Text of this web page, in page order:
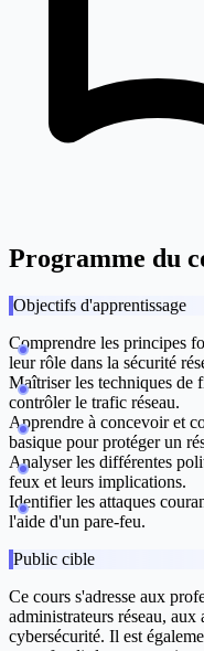
Programme du
Objectifs d'apprentissage
Comprendre les principes
leur rôle dans la sécurité
Maîtriser les techniques de
contrôler le trafic réseau.
Apprendre à concevoir et
basique pour protéger un
Analyser les différentes
feux et leurs implications.
Identifier les attaques
l'aide d'un pare-feu.
Public cible
Ce cours s'adresse aux
administrateurs réseau, aux
cybersécurité. Il est